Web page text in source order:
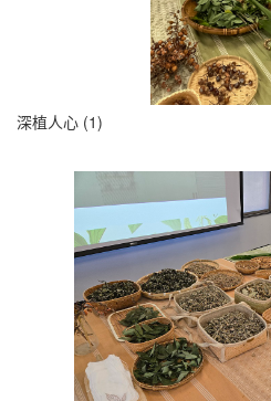
深植人心 (1)